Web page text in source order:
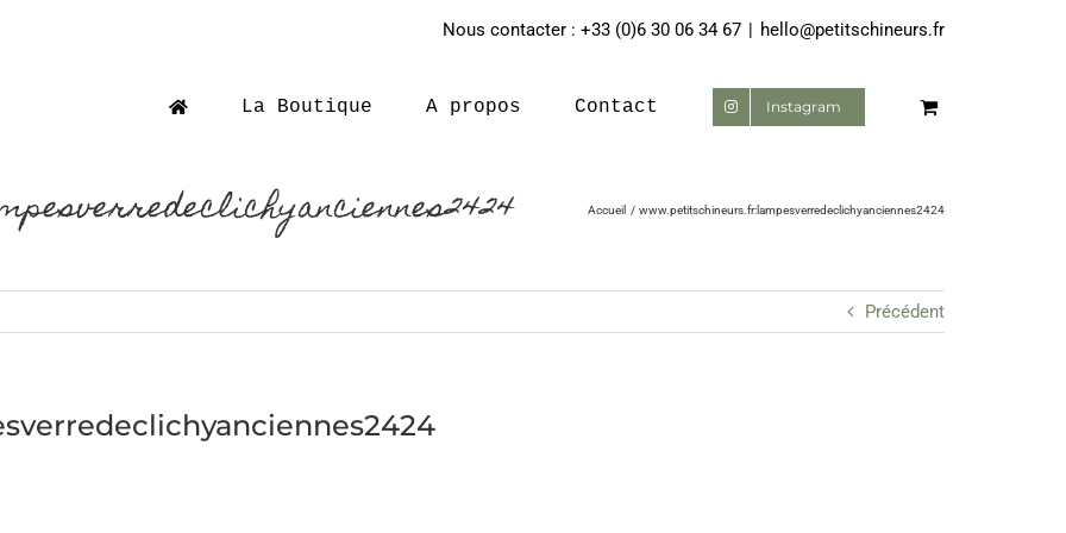
Nous contacter : +33 (0)6 30 06 34 67 | hello@petitschineurs.fr
La Boutique A propos Contact Instagram
Accueil www.petitschineurs.fr:lampesverredeclichyanciennes2424
Précédent